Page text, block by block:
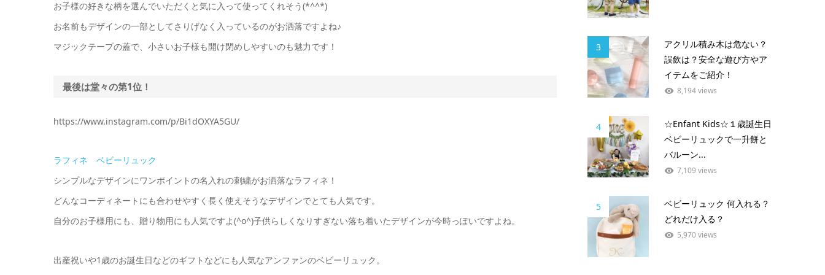
お子様の好きな柄を選んでいただくと気に入って使ってくれそう(*^^*)
お名前もデザインの一部としてさりげなく入っているのがお洒落ですよね♪
マジックテープの蓋で、小さいお子様も開け閉めしやすいのも魅力です！
最後は堂々の第1位！
https://www.instagram.com/p/Bi1dOXYA5GU/
ラフィネ ベビーリュック
シンプルなデザインにワンポイントの名入れの刺繍がお洒落なラフィネ！
どんなコーディネートにも合わせやすく長く使えそうなデザインでとても人気です。
自分のお子様用にも、贈り物用にも人気ですよ(^o^)子供らしくなりすぎない落ち着いたデザインが今時っぽいですよね。
出産祝いや1歳のお誕生日などのギフトなどにも人気なアンファンのベビーリュック。
3
アクリル積み木は危ない？
誤飲は？安全な遊び方やア
イテムをご紹介！
8,194 views
4
☆Enfant Kids☆１歳誕生日
ベビーリュックで一升餅と
バルーン...
7,109 views
5
ベビーリュック 何入れる？
どれだけ入る？
5,970 views